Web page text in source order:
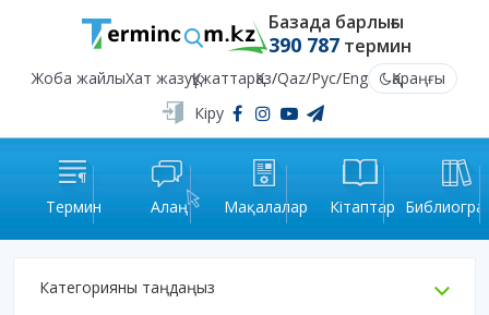
Базада барлығы
390 787термин
Жоба жайлыХат жазуҚұжаттарҚаз/Qaz/Рус/Eng
Қараңғы
Кіру
Термин Алаң Мақалалар Кітаптар
Категорияны таңдаңыз